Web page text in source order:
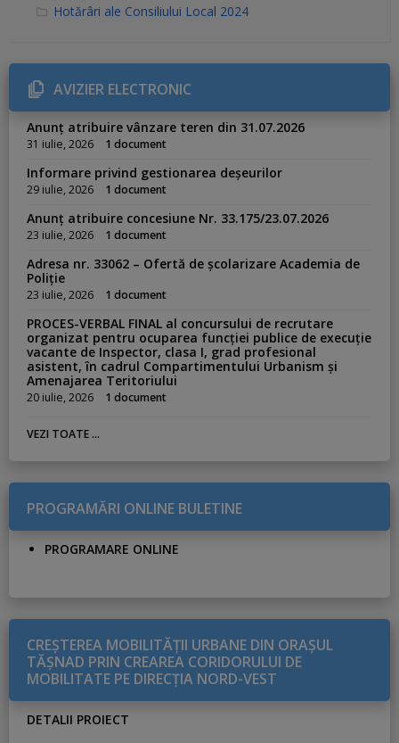
C
r
i
e
s
Hotărâri ale Consiliului Local 2024
AVIZIER ELECTRONIC
Anunț atribuire vânzare teren din 31.07.2026
31 iulie, 2026 1 document
Informare privind gestionarea deșeurilor
29 iulie, 2026 1 document
Anunț atribuire concesiune Nr. 33.175/23.07.2026
23 iulie, 2026 1 document
Adresa nr. 33062 – Ofertă de școlarizare Academia de
Poliție
23 iulie, 2026 1 document
PROCES-VERBAL FINAL al concursului de recrutare
organizat pentru ocuparea funcției publice de execuție
vacante de Inspector, clasa I, grad profesional
asistent, în cadrul Compartimentului Urbanism și
Amenajarea Teritoriului
20 iulie, 2026 1 document
VEZI TOATE ...
PROGRAMĂRI ONLINE BULETINE
PROGRAMARE ONLINE
CREŞTEREA MOBILITĂŢII URBANE DIN ORAŞUL
TĂŞNAD PRIN CREAREA CORIDORULUI DE
MOBILITATE PE DIRECŢIA NORD-VEST
DETALII PROIECT